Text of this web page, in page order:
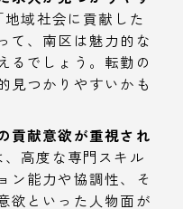
域社会に貢献した
て、南区は魅力的な
るでしょう。転勤の
見つかりやすいかも
貢献意欲が重視され
高度な専門スキル
ン能力や協調性、そ
欲といった人物面が